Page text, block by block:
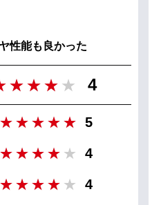
性能も良かった
4
5
4
4